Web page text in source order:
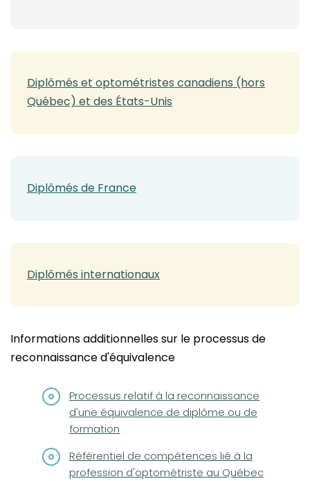
(opens in a new tab)
Diplômés et optométristes canadiens (hors
Québec) et des États-Unis
(opens in a new tab)
Diplômés de France
Diplômés internationaux
Informations additionnelles sur le processus de
reconnaissance d'équivalence
(opens in a new tab)
Processus relatif à la reconnaissance
d'une équivalence de diplôme ou de
formation
(opens in a new tab)
Référentiel de compétences lié à la
profession d'optométriste au Québec